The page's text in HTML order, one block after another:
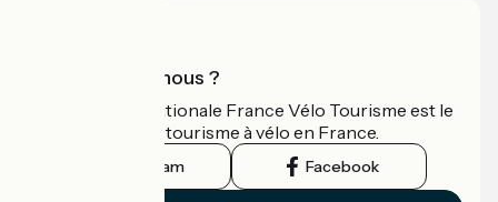
Qui sommes-nous ?
L'association nationale France Vélo Tourisme est le
guide officiel du tourisme à vélo en France.
Instagram Facebook